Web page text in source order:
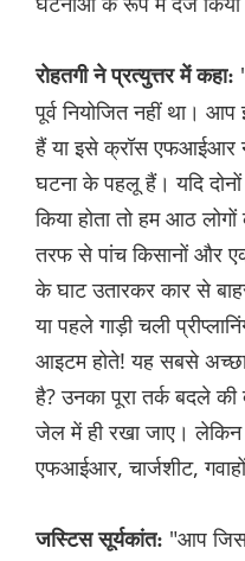
रोहतगी ने प्रत्युत्तर में कहा:
पूर्व नियोजित नहीं था।
हैं या इसे क्रॉस एफआईआर
घटना के पहलू हैं। यदि
किया होता तो हम आठ
तरफ से पांच किसानों और
के घाट उतारकर कार से
या पहले गाड़ी चली
आइटम होते! यह सबसे अच्छा
है? उनका पूरा तर्क बदले
जेल में ही रखा जाए।
एफआईआर, चार्जशीट,
जस्टिस सूर्यकांत: "आप